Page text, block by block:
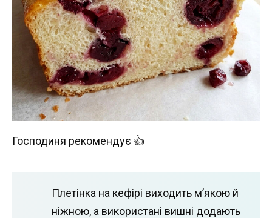
Господиня рекомендує 👍
Плетінка на кефірі виходить м’якою й
ніжною, а використані вишні додають